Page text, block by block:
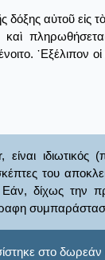
δόξης αὐτοῦ εἰς
᾿Εξέλιπον οἱ
ιδιωτικός
του
δίχως την
στο δωρεάν